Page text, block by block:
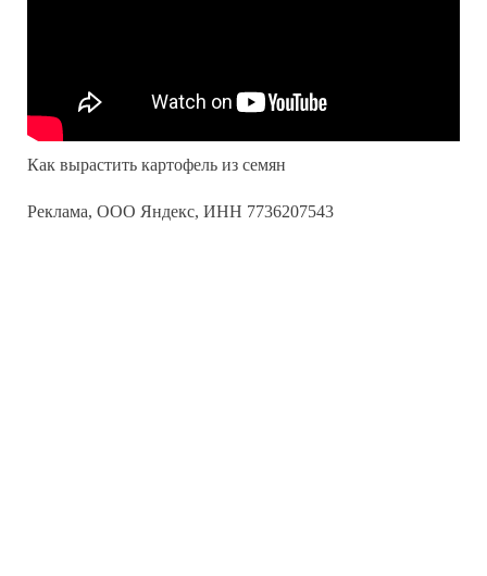
Как вырастить картофель из семян
Реклама, ООО Яндекс, ИНН 7736207543